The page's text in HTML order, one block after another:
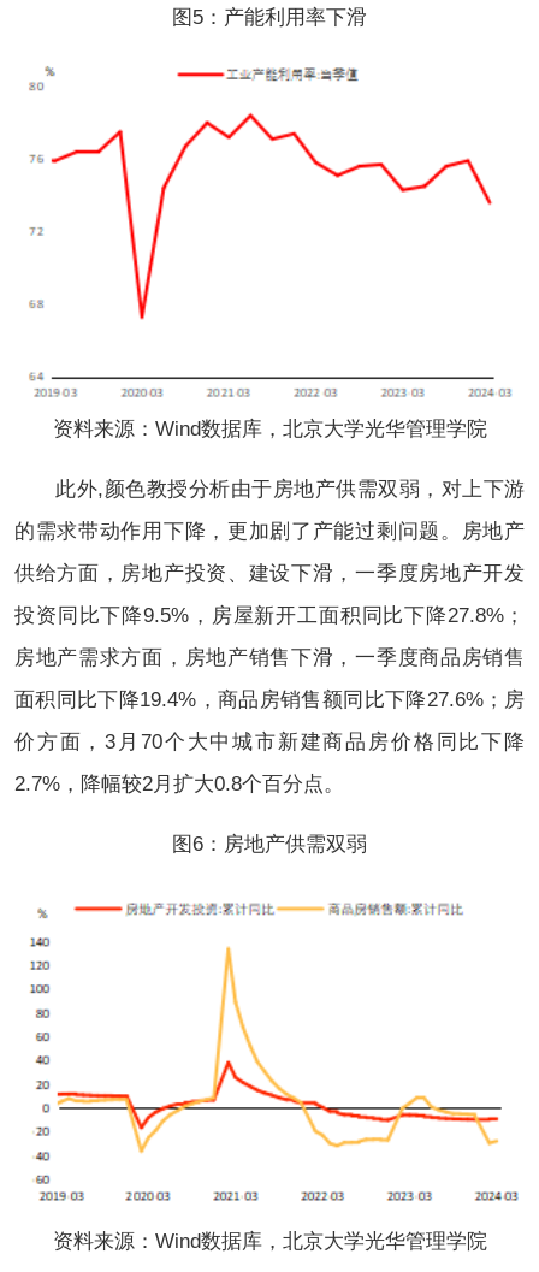
图5：产能利用率下滑
资料来源：Wind数据库，北京大学光华管理学院
此外,颜色教授分析由于房地产供需双弱，对上下游
的需求带动作用下降，更加剧了产能过剩问题。房地产
供给方面，房地产投资、建设下滑，一季度房地产开发
投资同比下降9.5%，房屋新开工面积同比下降27.8%；
房地产需求方面，房地产销售下滑，一季度商品房销售
面积同比下降19.4%，商品房销售额同比下降27.6%；房
价方面，3月70个大中城市新建商品房价格同比下降
2.7%，降幅较2月扩大0.8个百分点。
图6：房地产供需双弱
资料来源：Wind数据库，北京大学光华管理学院